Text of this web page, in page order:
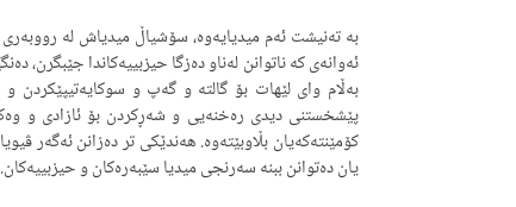
بە تەنیشت ئەم میدیایەوە، سۆشیاڵ میدیاش لە
ئەوانەی کە ناتوانن لەناو دەزگا حیزبییەکاندا
بەڵا‌م وای لێهات بۆ گالتە و گەپ و
پێشخستنی دیدی رەخنەیی و شەڕکردن بۆ ئازادی و
کۆمێنتەکەیان بڵاوبێتەوە. هەندێکی تر دەزانن ئەگەر
یان دەتوانن ببنە سەرنجی میدیا سێبەرەکان و حیزبییەکان.